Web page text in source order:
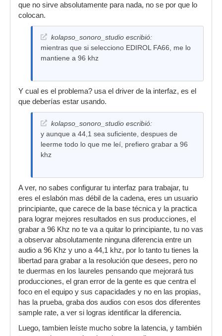
que no sirve absolutamente para nada, no se por que lo
colocan.
kolapso_sonoro_studio escribió:
mientras que si selecciono EDIROL FA66, me lo
mantiene a 96 khz
Y cual es el problema? usa el driver de la interfaz, es el
que deberías estar usando.
kolapso_sonoro_studio escribió:
y aunque a 44,1 sea suficiente, despues de
leerme todo lo que me leí, prefiero grabar a 96
khz
A ver, no sabes configurar tu interfaz para trabajar, tu
eres el eslabón mas débil de la cadena, eres un usuario
principiante, que carece de la base técnica y la practica
para lograr mejores resultados en sus producciones, el
grabar a 96 Khz no te va a quitar lo principiante, tu no vas
a observar absolutamente ninguna diferencia entre un
audio a 96 Khz y uno a 44,1 khz, por lo tanto tu tienes la
libertad para grabar a la resolución que desees, pero no
te duermas en los laureles pensando que mejorará tus
producciones, el gran error de la gente es que centra el
foco en el equipo y sus capacidades y no en las propias,
has la prueba, graba dos audios con esos dos diferentes
sample rate, a ver si logras identificar la diferencia.
Luego, tambien leíste mucho sobre la latencia, y también